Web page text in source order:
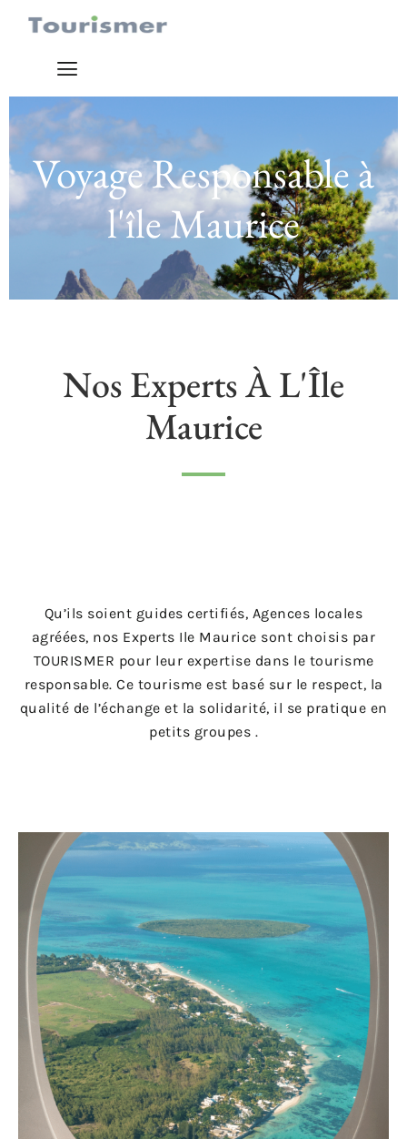
Voyage Responsable à
l'île Maurice
Nos Experts À L'Île
Maurice
Qu’ils soient guides certifiés, Agences locales
agréées, nos Experts Ile Maurice sont choisis par
TOURISMER pour leur expertise dans le tourisme
responsable. Ce tourisme est basé sur le respect, la
qualité de l’échange et la solidarité, il se pratique en
petits groupes .